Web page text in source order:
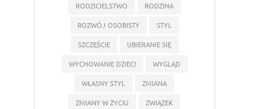
RODZICIELSTWO
RODZINA
ROZWÓJ OSOBISTY
STYL
SZCZĘŚCIE
UBIERANIE SIĘ
WYCHOWANIE DZIECI
WYGLĄD
WŁASNY STYL
ZMIANA
ZMIANY W ŻYCIU
ZWIĄZEK